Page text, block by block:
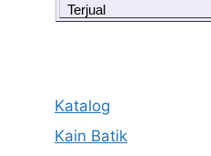
Terjual
Katalog
Kain Batik